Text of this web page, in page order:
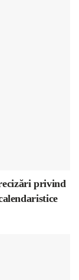
privind